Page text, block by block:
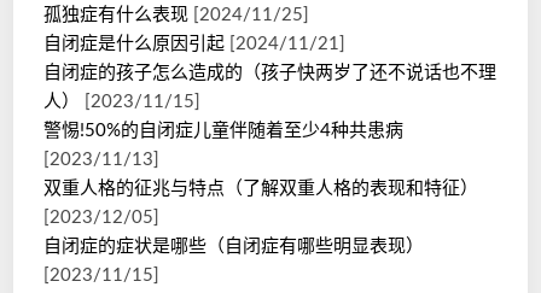
孤独症有什么表现 [2024/11/25]
自闭症是什么原因引起 [2024/11/21]
自闭症的孩子怎么造成的（孩子快两岁了还不说话也不理
人）
[2023/11/15]
警惕!50%的自闭症儿童伴随着至少4种共患病
[2023/11/13]
双重人格的征兆与特点（了解双重人格的表现和特征）
[2023/12/05]
自闭症的症状是哪些（自闭症有哪些明显表现）
[2023/11/15]